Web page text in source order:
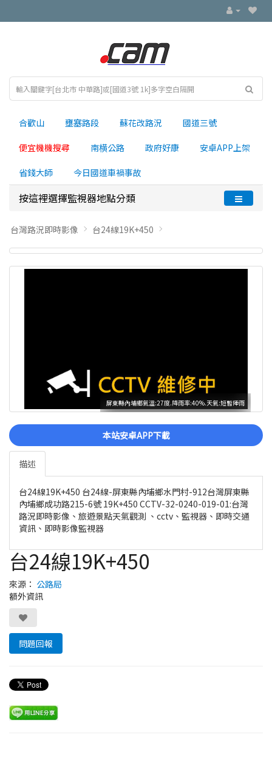
合歡山 壅塞路段 蘇花改路況 國道三號
便宜機機搜尋 南横公路 政府好康 安卓APP上架
省錢大師 今日國道車禍事故
按這裡選擇監視器地點分類
台灣路況即時影像 台24線19K+450
屏東縣內埔鄉氣溫:27度.降雨率:40%.天氣:短暫陣雨
本站安卓APP下載
描述
台24線19K+450 台24線-屏東縣內埔鄉水門村-912台灣屏東縣
內埔鄉成功路215-6號 19K+450 CCTV-32-0240-019-01:台灣
路況即時影像、旅遊景點天氣觀測 、cctv、監視器、即時交通
資訊、即時影像監視器
台24線19K+450
來源： 公路局
額外資訊
問題回報